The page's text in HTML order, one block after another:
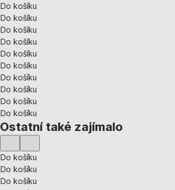
Do košíku
Do košíku
Do košíku
Do košíku
Do košíku
Do košíku
Do košíku
Do košíku
Do košíku
Do košíku
Ostatní také zajímalo
Do košíku
Do košíku
Do košíku